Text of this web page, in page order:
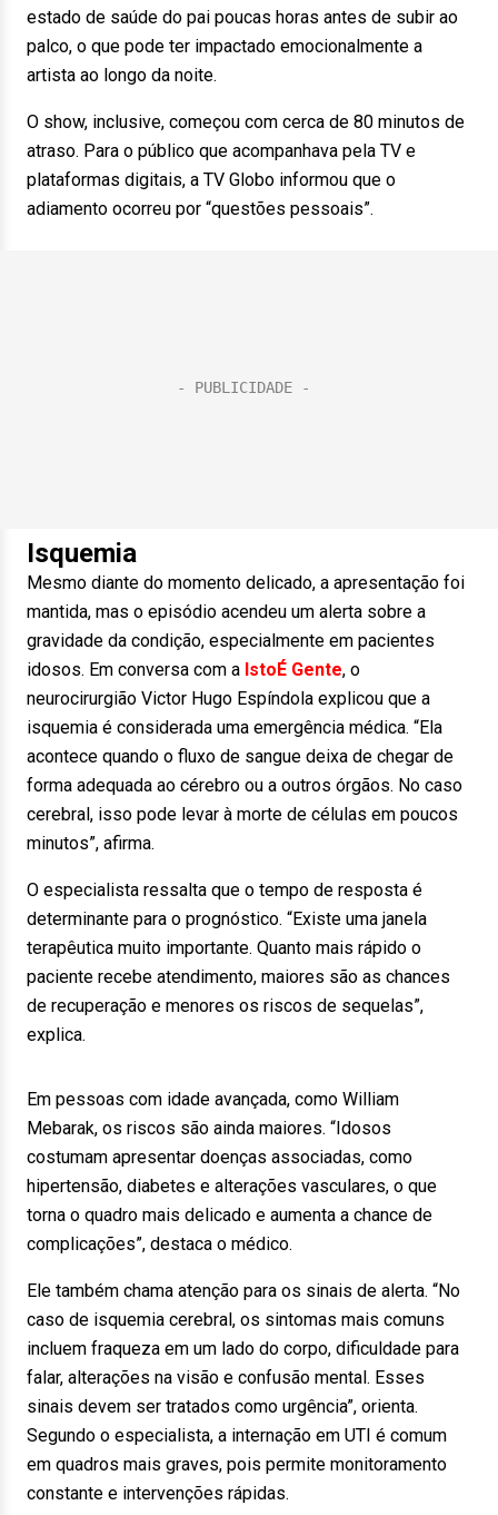
estado de saúde do pai poucas horas antes de subir ao
palco, o que pode ter impactado emocionalmente a
artista ao longo da noite.
O show, inclusive, começou com cerca de 80 minutos de
atraso. Para o público que acompanhava pela TV e
plataformas digitais, a TV Globo informou que o
adiamento ocorreu por “questões pessoais”.
Isquemia
Mesmo diante do momento delicado, a apresentação foi
mantida, mas o episódio acendeu um alerta sobre a
gravidade da condição, especialmente em pacientes
idosos. Em conversa com a IstoÉ Gente, o
neurocirurgião Victor Hugo Espíndola explicou que a
isquemia é considerada uma emergência médica. “Ela
acontece quando o fluxo de sangue deixa de chegar de
forma adequada ao cérebro ou a outros órgãos. No caso
cerebral, isso pode levar à morte de células em poucos
minutos”, afirma.
O especialista ressalta que o tempo de resposta é
determinante para o prognóstico. “Existe uma janela
terapêutica muito importante. Quanto mais rápido o
paciente recebe atendimento, maiores são as chances
de recuperação e menores os riscos de sequelas”,
explica.
Em pessoas com idade avançada, como William
Mebarak, os riscos são ainda maiores. “Idosos
costumam apresentar doenças associadas, como
hipertensão, diabetes e alterações vasculares, o que
torna o quadro mais delicado e aumenta a chance de
complicações”, destaca o médico.
Ele também chama atenção para os sinais de alerta. “No
caso de isquemia cerebral, os sintomas mais comuns
incluem fraqueza em um lado do corpo, dificuldade para
falar, alterações na visão e confusão mental. Esses
sinais devem ser tratados como urgência”, orienta.
Segundo o especialista, a internação em UTI é comum
em quadros mais graves, pois permite monitoramento
constante e intervenções rápidas.